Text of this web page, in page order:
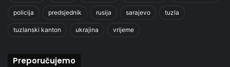
policija predsjednik rusija sarajevo tuzla
tuzlanski kanton ukrajina vrijeme
Preporučujemo